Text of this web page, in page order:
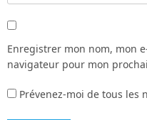
Enregistrer mon nom, mon
navigateur pour mon
Prévenez-moi de tous les